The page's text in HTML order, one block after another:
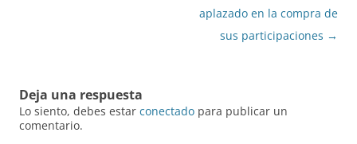
aplazado en la compra de
sus participaciones →
Deja una respuesta
Lo siento, debes estar conectado para publicar un
comentario.